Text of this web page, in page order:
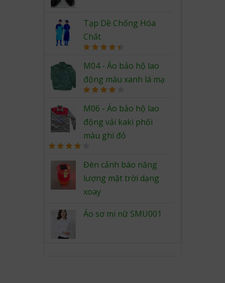
Tạp Dề Chống Hóa
Chất
out of 5
M04 - Áo bảo hộ lao
động màu xanh lá mạ
4.00out
of 5
M06 - Áo bảo hộ lao
động vải kaki phối
màu ghi đỏ
4.00out
of 5
Đèn cảnh báo năng
lượng mặt trời dạng
xoay
Áo sơ mi nữ SMU001